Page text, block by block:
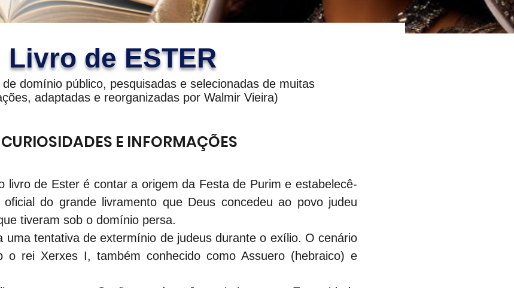
Livro de ESTER
domínio público, pesquisadas e selecionadas de muitas
adaptadas e reorganizadas por Walmir Vieira)
CURIOSIDADES E INFORMAÇÕES
livro de Ester é contar a origem da Festa de Purim e estabelecê-
do grande livramento que Deus concedeu ao povo judeu
tiveram sob o domínio persa.
uma tentativa de extermínio de judeus durante o exílio. O cenário
o rei Xerxes I, também conhecido como Assuero (hebraico) e